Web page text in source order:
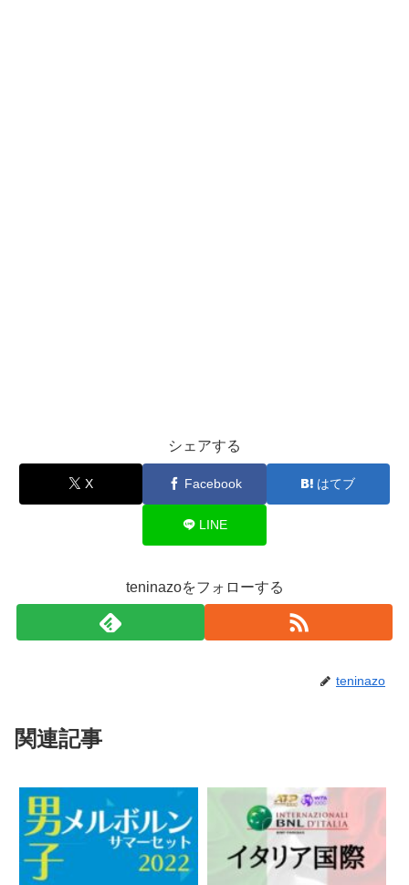
シェアする
X Facebook はてブ
LINE
teninazoをフォローする
teninazo
関連記事